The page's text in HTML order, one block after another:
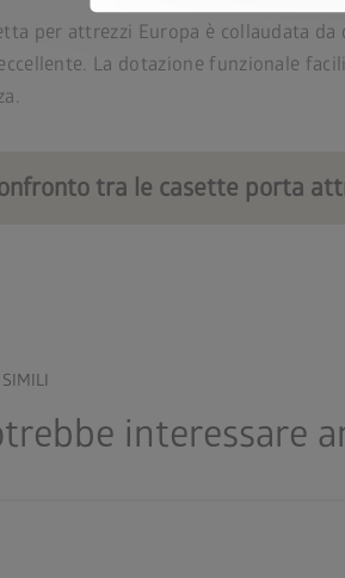
per attrezzi Europa è collaudata
La dotazione funzionale
tra le casette porta
SIMILI
interessare